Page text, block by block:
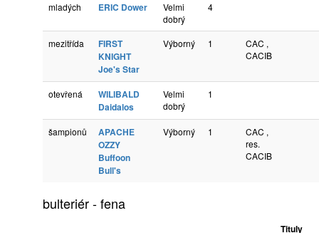
mladých ERIC Dower
Velmi
dobrý
4
mezitřída
FIRST
KNIGHT
Joe's Star
Výborný 1
CAC ,
CACIB
otevřená
WILIBALD
Daidalos
Velmi
dobrý
1
šampionů
APACHE
OZZY
Buffoon
Bull's
Výborný 1
CAC ,
res.
CACIB
bulteriér - fena
Tituly